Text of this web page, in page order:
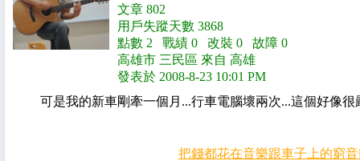
文章 802
用戶失蹤天數 3868
點數 2 戰績 0 改裝 0 故障 0
高雄市 三民區 來自 高雄
發表於 2008-8-23 10:01 PM
可是我的新車剛牽一個月...行車電腦壞兩次...這個好像很
把錢都花在音樂跟車子上的窮音